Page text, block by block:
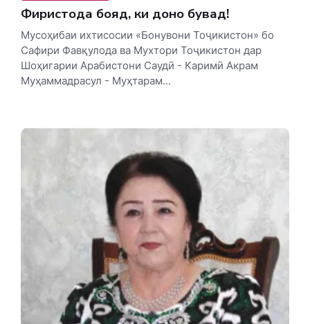
Фиристода бояд, ки доно бувад!
Мусоҳибаи ихтисосии «Бонувони Тоҷикистон» бо
Сафири Фавқулода ва Мухтори Тоҷикистон дар
Шоҳигарии Арабистони Саудӣ - Каримӣ Акрам
Муҳаммадрасул - Муҳтарам...